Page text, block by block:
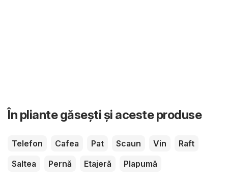
În pliante găsești și aceste produse
Telefon Cafea Pat Scaun Vin
Raft
Saltea
Pernă Etajeră Plapumă